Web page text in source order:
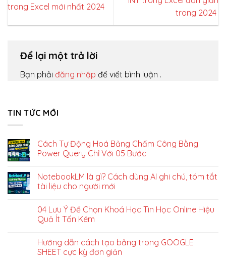
trong Excel mới nhất 2024
trong 2024
Để lại một trả lời
Bạn phải đăng nhập để viết bình luận .
TIN TỨC MỚI
Cách Tự Động Hoá Bảng Chấm Công Bằng
Power Query Chỉ Với 05 Bước
NotebookLM là gì? Cách dùng AI ghi chú, tóm tắt
tài liệu cho người mới
04 Lưu Ý Để Chọn Khoá Học Tin Học Online Hiệu
Quả Ít Tốn Kém
Hướng dẫn cách tạo bảng trong GOOGLE
SHEET cực kỳ đơn giản